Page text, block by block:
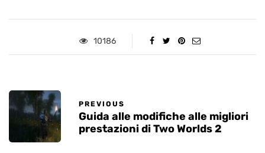
10186
PREVIOUS
Guida alle modifiche alle migliori
prestazioni di Two Worlds 2